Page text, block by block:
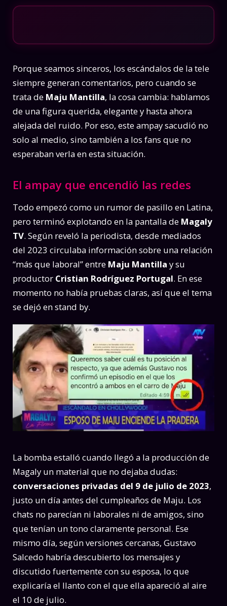
Porque seamos sinceros, los escándalos de la tele
siempre generan comentarios, pero cuando se
trata de Maju Mantilla, la cosa cambia: hablamos
de una figura querida, elegante y hasta ahora
alejada del ruido. Por eso, este ampay sacudió no
solo al medio, sino también a los fans que no
esperaban verla en esta situación.
El ampay que encendió las redes
Todo empezó como un rumor de pasillo en Latina,
pero terminó explotando en la pantalla de Magaly
TV. Según reveló la periodista, desde mediados
del 2023 circulaba información sobre una relación
“más que laboral” entre Maju Mantilla y su
productor Cristian Rodríguez Portugal. En ese
momento no había pruebas claras, así que el tema
se dejó en stand by.
La bomba estalló cuando llegó a la producción de
Magaly un material que no dejaba dudas:
conversaciones privadas del 9 de julio de 2023,
justo un día antes del cumpleaños de Maju. Los
chats no parecían ni laborales ni de amigos, sino
que tenían un tono claramente personal. Ese
mismo día, según versiones cercanas, Gustavo
Salcedo habría descubierto los mensajes y
discutido fuertemente con su esposa, lo que
explicaría el llanto con el que ella apareció al aire
el 10 de julio.